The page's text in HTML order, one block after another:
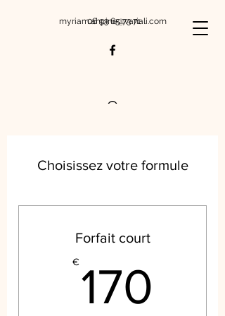
myriam.ahpine@variali.com
06 93 65 73 71
Choisissez votre formule
Forfait court
€ 170